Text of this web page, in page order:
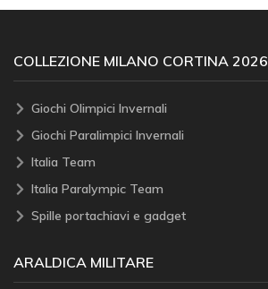
COLLEZIONE MILANO CORTINA 2026
Giochi Olimpici Invernali
Giochi Paralimpici Invernali
Italia Team
Italia Paralympic Team
Spille portachiavi e gadget
ARALDICA MILITARE